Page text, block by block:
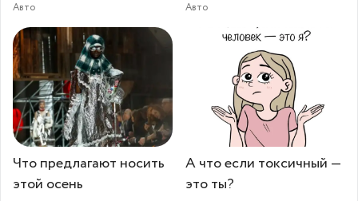
Авто Авто
Что предлагают носить
этой осень
А что если токсичный —
это ты?